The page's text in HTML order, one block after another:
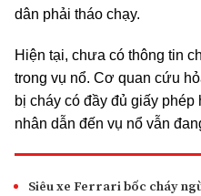
dân phải tháo chạy.
Hiện tại, chưa có thông tin
trong vụ nổ. Cơ quan cứu
bị cháy có đầy đủ giấy
nhân dẫn đến vụ nổ vẫn
Siêu xe Ferrari bốc cháy